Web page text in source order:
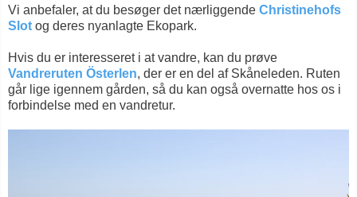
Vi anbefaler, at du besøger det nærliggende Christinehofs
Slot og deres nyanlagte Ekopark.
Hvis du er interesseret i at vandre, kan du prøve
Vandreruten Österlen, der er en del af Skåneleden. Ruten
går lige igennem gården, så du kan også overnatte hos os i
forbindelse med en vandretur.